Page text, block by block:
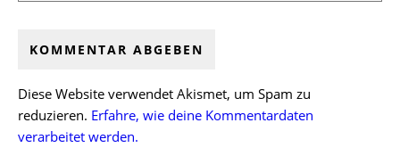
Diese Website verwendet Akismet, um Spam zu
reduzieren. Erfahre, wie deine Kommentardaten
verarbeitet werden.